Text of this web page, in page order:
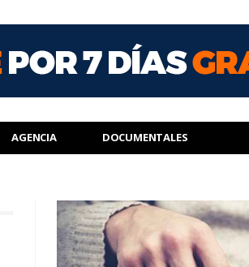
AGENCIA DOCUMENTALES